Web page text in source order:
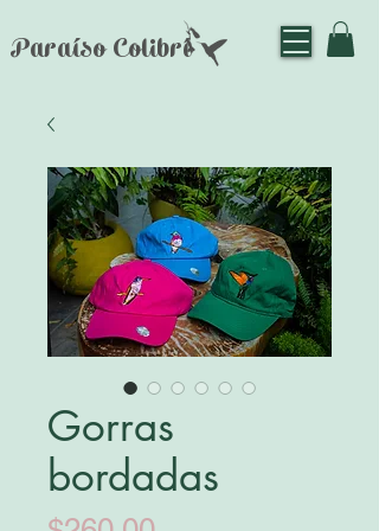
Paraíso Colibrí
Gorras
bordadas